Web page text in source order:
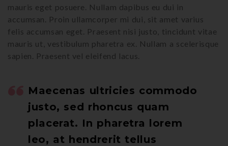
mauris eget posuere. Nullam dapibus eu dui in
accumsan. Proin ullamcorper mi dui, sit amet varius
felis accumsan eget. Praesent nisi justo, tincidunt vitae
mauris ut, vestibulum pharetra ex. Nullam a scelerisque
sapien. Praesent vel eleifend lacus.
Maecenas ultricies commodo
justo, sed rhoncus quam
placerat. In pharetra lorem
leo, at hendrerit tellus